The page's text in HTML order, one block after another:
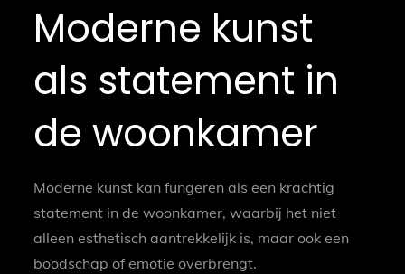
Moderne kunst
als statement in
de woonkamer
Moderne kunst kan fungeren als een krachtig
statement in de woonkamer, waarbij het niet
alleen esthetisch aantrekkelijk is, maar ook een
boodschap of emotie overbrengt.